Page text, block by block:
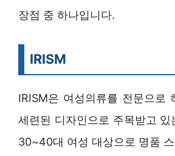
장점 중 하나입니다.
IRISM
IRISM은 여성의류를 전문으로
세련된 디자인으로 주목받고 있
30~40대 여성 대상으로 명품